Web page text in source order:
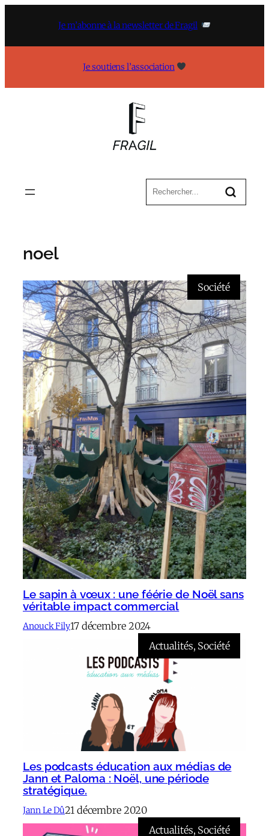
Je m’abonne à la newsletter de Fragil
Je soutiens l’association
noel
Société
Le sapin à vœux : une féérie de Noël sans
véritable impact commercial
Anouck Fily17 décembre 2024
Actualités, Société
Les podcasts éducation aux médias de
Jann et Paloma : Noël, une période
stratégique.
Jann Le Dû21 décembre 2020
Actualités, Société